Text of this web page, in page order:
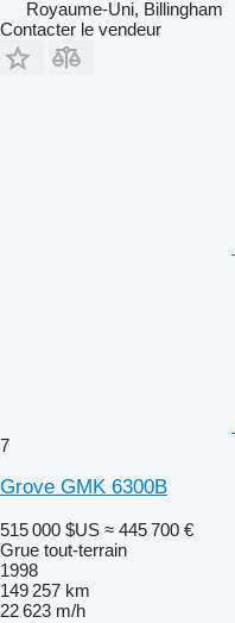
Royaume-Uni, Billingham
Contacter le vendeur
7
Grove GMK 6300B
515 000 $US ≈ 445 700 €
Grue tout-terrain
1998
149 257 km
22 623 m/h